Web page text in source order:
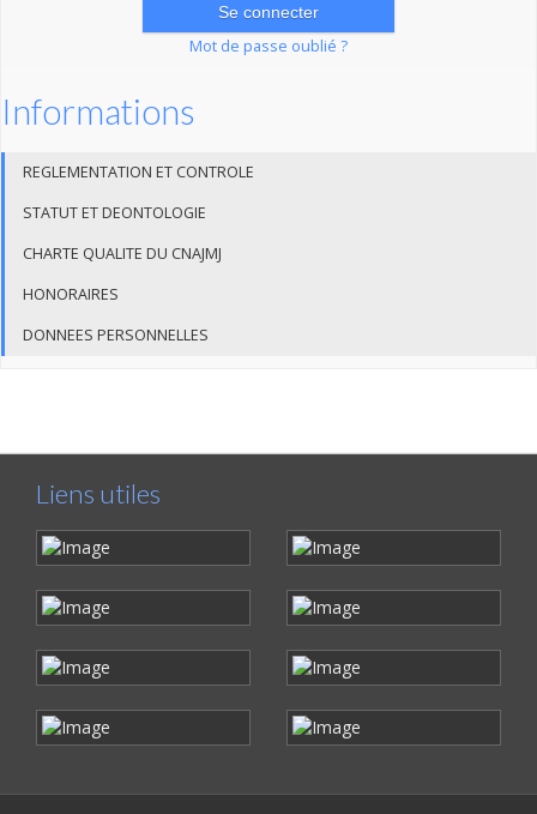
Mot de passe oublié ?
Informations
REGLEMENTATION ET CONTROLE
STATUT ET DEONTOLOGIE
CHARTE QUALITE DU CNAJMJ
HONORAIRES
DONNEES PERSONNELLES
Liens utiles